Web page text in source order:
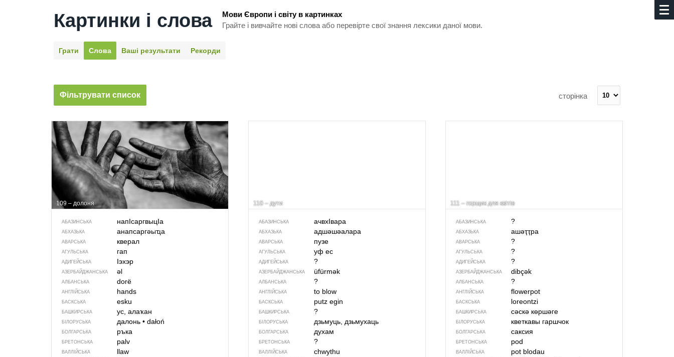
Картинки і слова
Мови Європи і світу в картинках
Грайте і вивчайте нові слова або перевірте свої знання лексики даної мови.
Грати Слова Ваші результати Рекорди
Фільтрувати список сторінка
109 – долоня
АБАЗИНСЬКА напIсаргвыцIа
АБХАЗЬКА анапсаргәыҵа
АВАРСЬКА кверал
АГУЛЬСЬКА гап
АДИГЕЙСЬКА Iэхэр
АЗЕРБАЙДЖАНСЬКА əl
АЛБАНСЬКА dorë
АНГЛІЙСЬКА hands
БАСКСЬКА esku
БАШКИРСЬКА ус, алаҡан
БІЛОРУСЬКА далонь •dałoń
БОЛГАРСЬКА ръка
БРЕТОНСЬКА palv
ВАЛЛІЙСЬКА llaw
110 – дути
АБАЗИНСЬКА ачвхIвара
АБХАЗЬКА адшәшәалара
АВАРСЬКА пузе
АГУЛЬСЬКА уф ес
АДИГЕЙСЬКА ?
АЗЕРБАЙДЖАНСЬКА üfürmək
АЛБАНСЬКА ?
АНГЛІЙСЬКА to blow
БАСКСЬКА putz egin
БАШКИРСЬКА ?
БІЛОРУСЬКА дзьмуць, дзьмухаць
БОЛГАРСЬКА духам
БРЕТОНСЬКА ?
ВАЛЛІЙСЬКА chwythu
111 – горщик для квітів
АБАЗИНСЬКА ?
АБХАЗЬКА ашәҭҭра
АВАРСЬКА ?
АГУЛЬСЬКА ?
АДИГЕЙСЬКА ?
АЗЕРБАЙДЖАНСЬКА dibçək
АЛБАНСЬКА ?
АНГЛІЙСЬКА flowerpot
БАСКСЬКА loreontzi
БАШКИРСЬКА сәскә көршәге
БІЛОРУСЬКА кветкавы гаршчок
БОЛГАРСЬКА саксия
БРЕТОНСЬКА pod
ВАЛЛІЙСЬКА pot blodau